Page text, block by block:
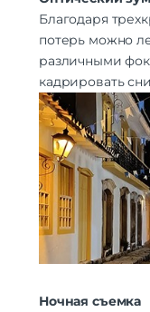
Питание
Быстрая зарядка
Навигация
Навигация
Гарантия
Гарантийный Срок
Дополнительно
Оперативная Память
Благодаря
потерь можно
различными
кадрировать
Ночная съемка